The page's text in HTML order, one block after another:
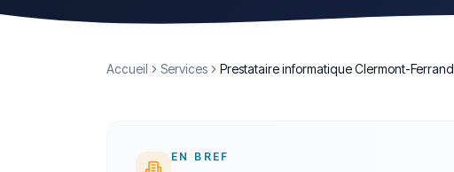
Accueil Services Prestataire informatique Clermont-Ferrand
EN BREF